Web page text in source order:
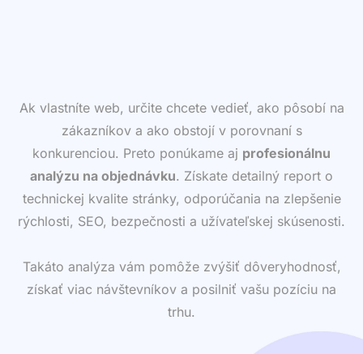
Ak vlastníte web, určite chcete vedieť, ako pôsobí na
zákazníkov a ako obstojí v porovnaní s
konkurenciou. Preto ponúkame aj profesionálnu
analýzu na objednávku. Získate detailný report o
technickej kvalite stránky, odporúčania na zlepšenie
rýchlosti, SEO, bezpečnosti a užívateľskej skúsenosti.
Takáto analýza vám pomôže zvýšiť dôveryhodnosť,
získať viac návštevníkov a posilniť vašu pozíciu na
trhu.